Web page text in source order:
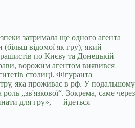
затримала ще одного агента
(більш відомої як гру), який
по Києву та Донецькій
ворожим агентом виявився
столиці. Фігуранта
яка проживає в рф. У подальшому
„зв'язкової“. Зокрема, саме через
для гру», — йдеться